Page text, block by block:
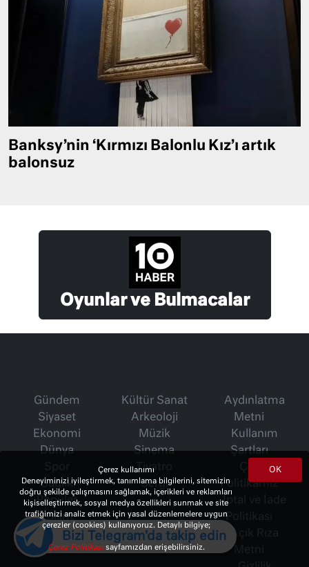
Banksy’nin ‘Kırmızı Balonlu Kız’ı artık
balonsuz
Oyunlar ve Bulmacalar
Gündem
Siyaset
Ekonomi
Dünya
Sağlık
Popüler
Bilim
Teknoloji
Gezi
Kültür Sanat
Arkeoloji
Müzik
Sinema
Tiyatro
Sergi
Aydınlatma
Metni
Kullanım
Şartları
Çerez
Politikamız
İptal ve İade
Politikası
Açık Rıza
OK
Çerez kullanımı
Deneyiminizi iyileştirmek, tanımlama bilgilerini, sitemizin
doğru şekilde çalışmasını sağlamak, içerikleri ve reklamları
kişiselleştirmek, sosyal medya özellikleri sunmak ve site
trafiğimizi analiz etmek için yasal düzenlemelere uygun
çerezler (cookies) kullanıyoruz. Detaylı bilgiye;
Çerez Politikasısayfamızdan erişebilirsiniz.
Bizi Telegram'da takip edin